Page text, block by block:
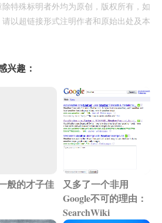
除特殊标明者外均为原创，版权所有，如
请以超链接形式注明作者和原始出处及本
兴趣：
般的才子佳
又多了一个非用
Google不可的理由：
SearchWiki